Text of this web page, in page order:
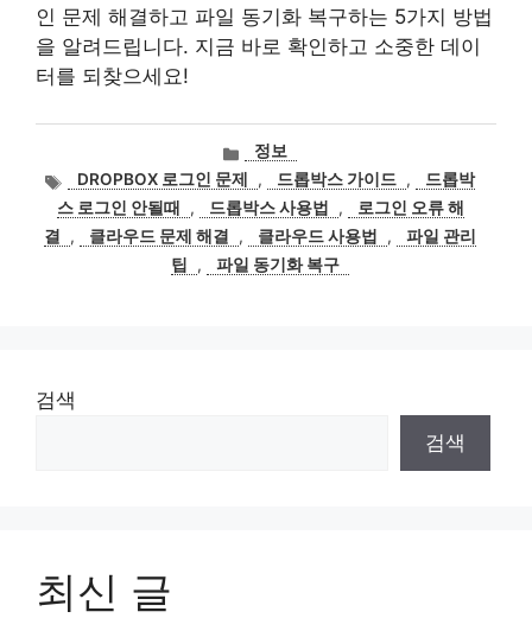
인 문제 해결하고 파일 동기화 복구하는 5가지 방법
을 알려드립니다. 지금 바로 확인하고 소중한 데이
터를 되찾으세요!
카
테
고
리
정보
태
그
DROPBOX 로그인 문제 , 드롭박스 가이드 ,
드롭박
스 로그인 안될때
, 드롭박스 사용법 ,
로그인 오류 해
결
, 클라우드 문제 해결 , 클라우드 사용법 ,
파일 관리
팁
, 파일 동기화 복구
검색
검색
최신 글